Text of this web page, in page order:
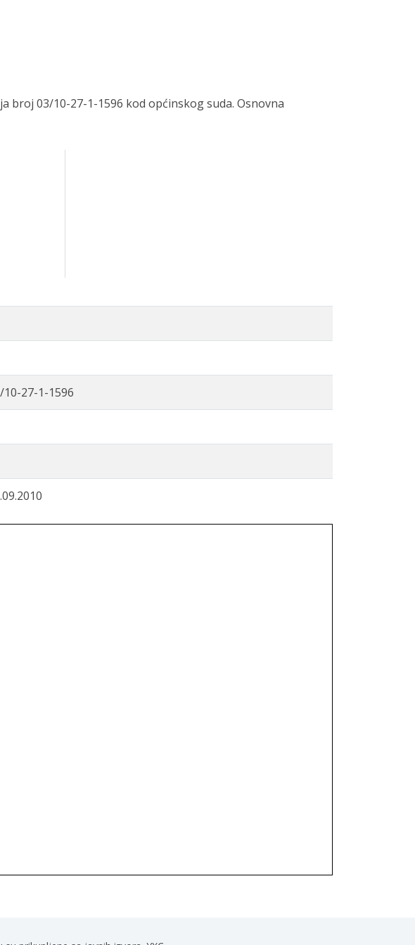
broj 03/10-27-1-1596 kod općinskog suda. Osnovna
10-27-1-1596